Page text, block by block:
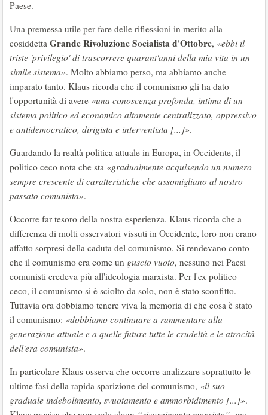
Paese.
Una premessa utile per fare delle riflessioni in merito alla
cosiddetta Grande Rivoluzione Socialista d'Ottobre, «ebbi il
triste 'privilegio' di trascorrere quarant'anni della mia vita in un
simile sistema». Molto abbiamo perso, ma abbiamo anche
imparato tanto. Klaus ricorda che il comunismo gli ha dato
l'opportunità di avere «una conoscenza profonda, intima di un
sistema politico ed economico altamente centralizzato, oppressivo
e antidemocratico, dirigista e interventista [...]».
Guardando la realtà politica attuale in Europa, in Occidente, il
politico ceco nota che sta «gradualmente acquisendo un numero
sempre crescente di caratteristiche che assomigliano al nostro
passato comunista».
Occorre far tesoro della nostra esperienza. Klaus ricorda che a
differenza di molti osservatori vissuti in Occidente, loro non erano
affatto sorpresi della caduta del comunismo. Si rendevano conto
che il comunismo era come un guscio vuoto, nessuno nei Paesi
comunisti credeva più all'ideologia marxista. Per l'ex politico
ceco, il comunismo si è sciolto da solo, non è stato sconfitto.
Tuttavia ora dobbiamo tenere viva la memoria di che cosa è stato
il comunismo: «dobbiamo continuare a rammentare alla
generazione attuale e a quelle future tutte le crudeltà e le atrocità
dell'era comunista».
In particolare Klaus osserva che occorre analizzare soprattutto le
ultime fasi della rapida sparizione del comunismo, «il suo
graduale indebolimento, svuotamento e ammorbidimento [...]».